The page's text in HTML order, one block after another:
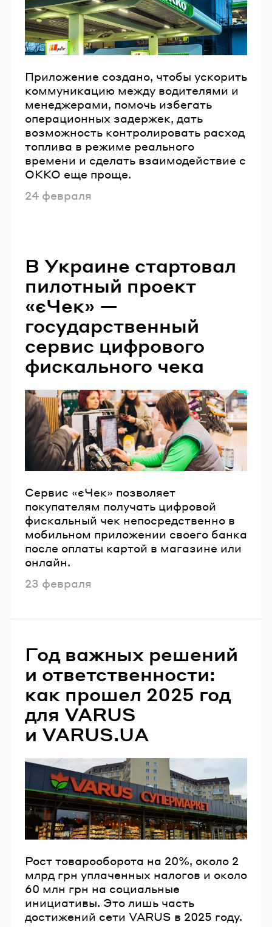
Приложение создано, чтобы ускорить
коммуникацию между водителями и
менеджерами, помочь избегать
операционных задержек, дать
возможность контролировать расход
топлива в режиме реального
времени и сделать взаимодействие с
OKKO еще проще.
Опубликовано
24 февраля
В Украине стартовал
пилотный проект
«єЧек» —
государственный
сервис цифрового
фискального чека
Сервис «єЧек» позволяет
покупателям получать цифровой
фискальный чек непосредственно в
мобильном приложении своего банка
после оплаты картой в магазине или
онлайн.
Опубликовано
23 февраля
Год важных решений
и ответственности:
как прошел 2025 год
для VARUS
и VARUS.UA
Рост товарооборота на 20%, около 2
млрд грн уплаченных налогов и около
60 млн грн на социальные
инициативы. Это лишь часть
достижений сети VARUS в 2025 году.